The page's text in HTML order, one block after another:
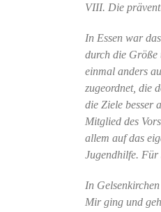
VIII. Die
In Essen war
durch die Größe
einmal anders
zugeordnet, die
die Ziele besser
Mitglied des
allem auf das
Jugendhilfe. Für
In
Mir ging und